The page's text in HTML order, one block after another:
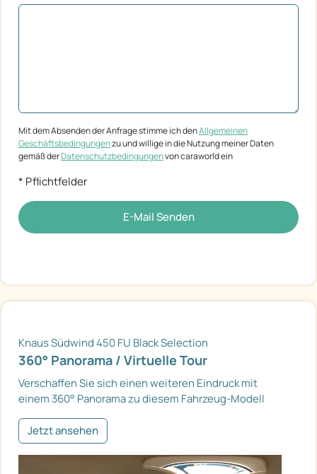
Mit dem Absenden der Anfrage stimme ich denAllgemeinen
Geschäftsbedingungenzu und willige in die Nutzung meiner Daten
gemäß derDatenschutzbedingungenvon caraworld ein
* Pflichtfelder
E-Mail Senden
Knaus Südwind 450 FU Black Selection
360° Panorama / Virtuelle Tour
Verschaffen Sie sich einen weiteren Eindruck mit
einem 360° Panorama zu diesem Fahrzeug-Modell
Jetzt ansehen